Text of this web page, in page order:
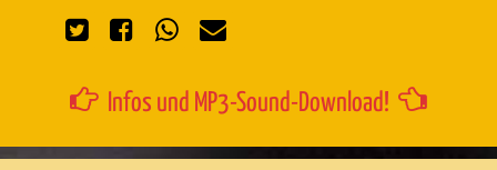
Infos und MP3-Sound-Download!